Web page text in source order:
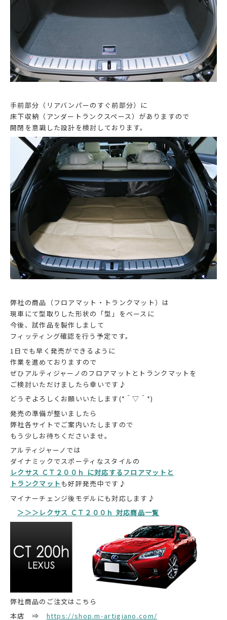
手前部分（リアバンパーのすぐ前部分）に
床下収納（アンダートランクスペース）がありますので
開閉を意識した設計を検討しております。
弊社の商品（フロアマット・トランクマット）は
現車にて型取りした形状の「型」をベースに
今後、試作品を製作しまして
フィッティング確認を行う予定です。
1日でも早く発売ができるように
作業を進めておりますので
ぜひアルティジャーノのフロアマットとトランクマットを
ご検討いただけましたら幸いです♪
どうぞよろしくお願いいたします(*＾▽＾*)
発売の準備が整いましたら
弊社各サイトでご案内いたしますので
もう少しお待ちくださいませ。
アルティジャーノでは
ダイナミックでスポーティなスタイルの
レクサス ＣＴ２００ｈ に対応するフロアマットと
トランクマットも好評発売中です♪
マイナーチェンジ後モデルにも対応します♪
＞＞＞レクサス ＣＴ２００ｈ 対応商品一覧
弊社商品のご注文はこちら
本店 ⇒ https://shop.m-artigiano.com/